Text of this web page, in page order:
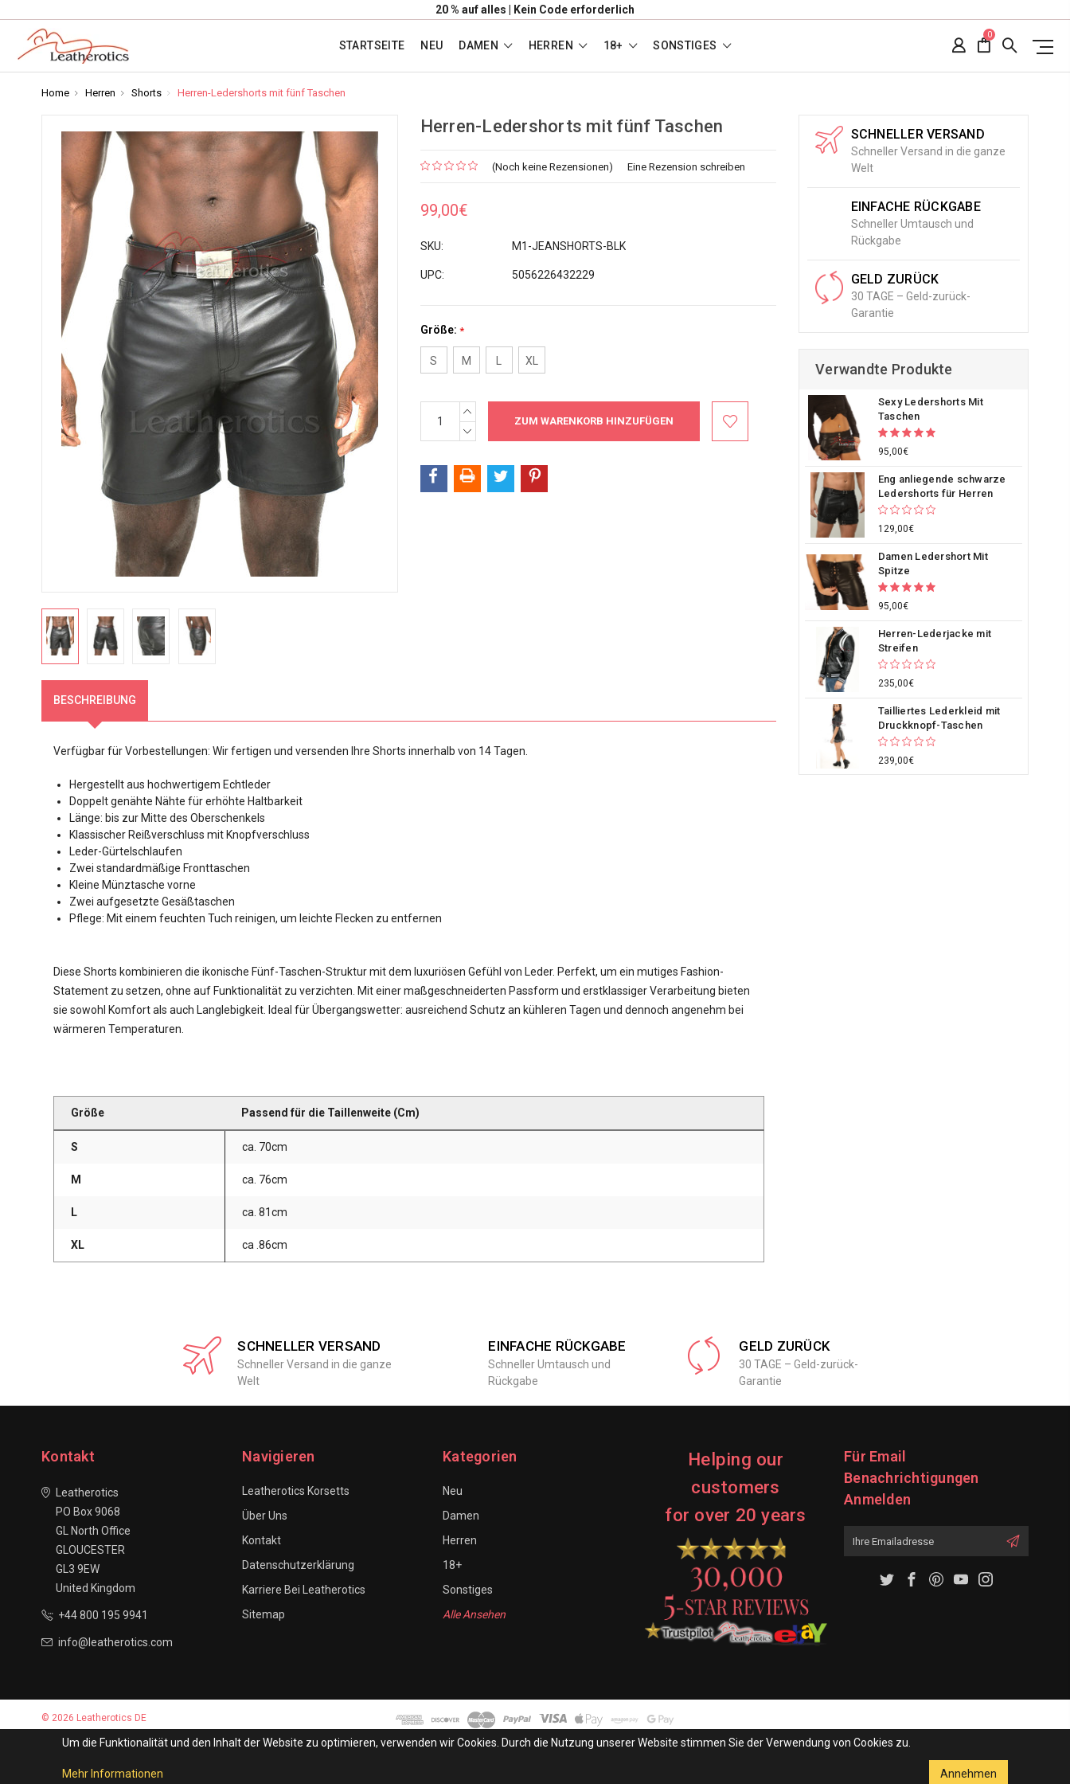
20 % auf alles | Kein Code erforderlich
STARTSEITE NEU DAMEN HERREN 18+ SONSTIGES
0
Home Herren Shorts Herren-Ledershorts mit fünf Taschen
Herren-Ledershorts mit fünf Taschen
(Noch keine Rezensionen) Eine Rezension schreiben
99,00€
SKU: M1-JEANSHORTS-BLK
UPC: 5056226432229
Größe: *
S M XL
Aktueller
Bestand:
MENGE
ERHÖHEN:
MENGE
VERRINGERN:
BESCHREIBUNG
Verfügbar für Vorbestellungen: Wir fertigen und versenden Ihre Shorts innerhalb von 14 Tagen.
Hergestellt aus hochwertigem Echtleder
Doppelt genähte Nähte für erhöhte Haltbarkeit
Länge: bis zur Mitte des Oberschenkels
Klassischer Reißverschluss mit Knopfverschluss
Leder-Gürtelschlaufen
Zwei standardmäßige Fronttaschen
Kleine Münztasche vorne
Zwei aufgesetzte Gesäßtaschen
Pflege: Mit einem feuchten Tuch reinigen, um leichte Flecken zu entfernen
Diese Shorts kombinieren die ikonische Fünf-Taschen-Struktur mit dem luxuriösen Gefühl von Leder. Perfekt, um ein mutiges Fashion-
Statement zu setzen, ohne auf Funktionalität zu verzichten. Mit einer maßgeschneiderten Passform und erstklassiger Verarbeitung bieten
sie sowohl Komfort als auch Langlebigkeit. Ideal für Übergangswetter: ausreichend Schutz an kühleren Tagen und dennoch angenehm bei
wärmeren Temperaturen.
Größe Passend für die Taillenweite (Cm)
S ca. 70cm
M ca. 76cm
L ca. 81cm
XL ca .86cm
SCHNELLER VERSAND
Schneller Versand in die ganze
Welt
EINFACHE RÜCKGABE
Schneller Umtausch und
Rückgabe
GELD ZURÜCK
30 TAGE – Geld-zurück-
Garantie
Verwandte Produkte
Sexy Ledershorts Mit
Taschen
95,00€
Eng anliegende schwarze
Ledershorts für Herren
129,00€
Damen Ledershort Mit
Spitze
95,00€
Herren-Lederjacke mit
Streifen
235,00€
Tailliertes Lederkleid mit
Druckknopf-Taschen
239,00€
SCHNELLER VERSAND
Schneller Versand in die ganze
Welt
EINFACHE RÜCKGABE
Schneller Umtausch und
Rückgabe
GELD ZURÜCK
30 TAGE – Geld-zurück-
Garantie
Kontakt
Leatherotics
PO Box 9068
GL North Office
GLOUCESTER
GL3 9EW
United Kingdom
+44 800 195 9941
info@leatherotics.com
Navigieren
Leatherotics Korsetts
Über Uns
Kontakt
Datenschutzerklärung
Karriere Bei Leatherotics
Sitemap
Kategorien
Neu
Damen
Herren
18+
Sonstiges
Alle Ansehen
Helping our
customers
for over 20 years
Für Email
Benachrichtigungen
Anmelden
© 2026 Leatherotics DE
Um die Funktionalität und den Inhalt der Website zu optimieren, verwenden wir Cookies. Durch die Nutzung unserer Website stimmen Sie der Verwendung von Cookies zu.
Mehr Informationen Annehmen